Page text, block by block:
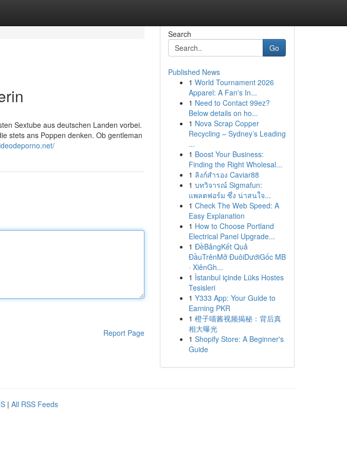
Sextube aus deutschen Landen vorbei.
stets ans Poppen denken. Ob gentleman
Report Page
Search
Go
Published News
1 World Tournament 2026
Apparel: A Fan's In...
1 Need to Contact 99ez?
Below details on ho...
1 Nova Scrap Copper
Recycling – Sydney’s Leading
...
1 Boost Your Business:
Finding the Right Wholesal...
1 ลิงก์สำรอง Caviar88
1 บทวิจารณ์ Sigmafun:
แพลตฟอร์ม ซึ่ง น่าสนใจ...
1 Check The Web Speed: A
Easy Explanation
1 How to Choose Portland
Electrical Panel Upgrade...
1 ĐềBảngKết Quả
ĐầuTrênMở ĐuôiDướiGốc MB
· XiênGh...
1 İstanbul içinde Lüks Hostes
Tesisleri
1 Y333 App: Your Guide to
Earning PKR
1 橙子喵酱视频揭秘：背后真
相大曝光
1 Shopify Store: A Beginner's
Guide
| All RSS Feeds